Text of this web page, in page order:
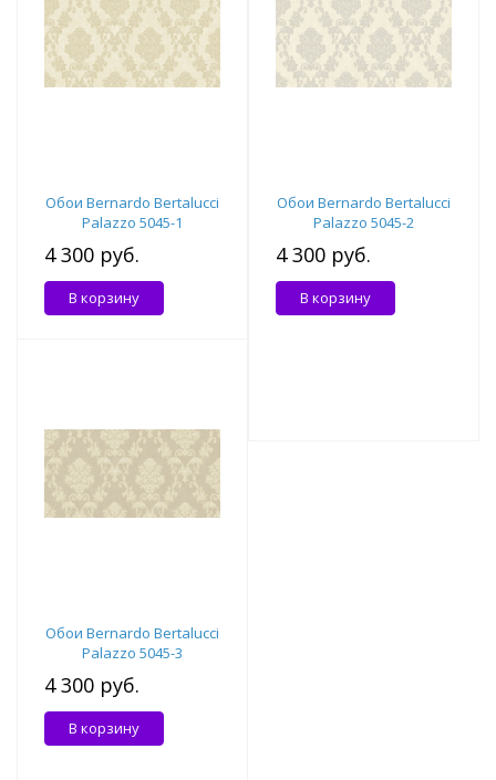
Обои Bernardo Bertalucci
Palazzo 5045-1
4 300 руб.
В корзину
Обои Bernardo Bertalucci
Palazzo 5045-2
4 300 руб.
В корзину
Обои Bernardo Bertalucci
Palazzo 5045-3
4 300 руб.
В корзину